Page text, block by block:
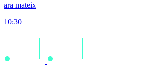
ara mateix
10:30